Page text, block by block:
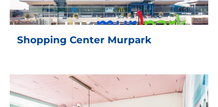
Shopping Center Murpark